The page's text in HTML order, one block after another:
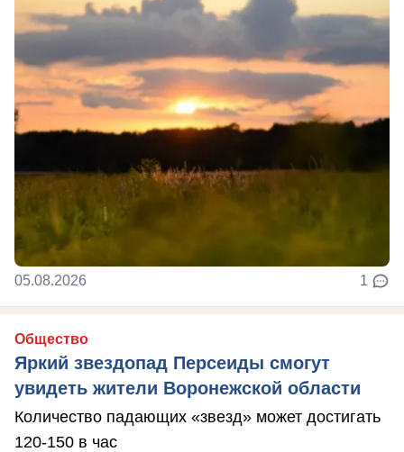
05.08.2026 1
Общество
Яркий звездопад Персеиды смогут
увидеть жители Воронежской области
Количество падающих «звезд» может достигать
120-150 в час